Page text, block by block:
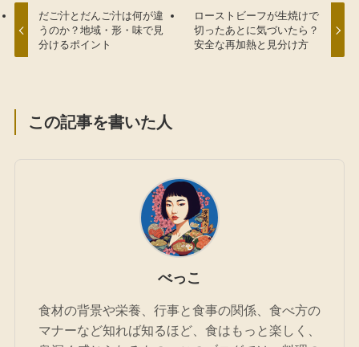
だご汁とだんご汁は何が違
うのか？地域・形・味で見
分けるポイント
ローストビーフが生焼けで
切ったあとに気づいたら？
安全な再加熱と見分け方
この記事を書いた人
べっこ
食材の背景や栄養、行事と食事の関係、食べ方の
マナーなど知れば知るほど、食はもっと楽しく、